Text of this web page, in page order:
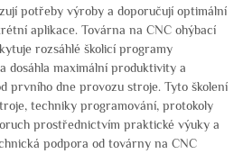
potřeby výroby a doporučují optimální
aplikace. Továrna na CNC ohýbací
rozsáhlé školicí programy
dosáhla maximální produktivity a
prvního dne provozu stroje. Tyto školení
techniky programování, protokoly
prostřednictvím praktické výuky a
podpora od továrny na CNC